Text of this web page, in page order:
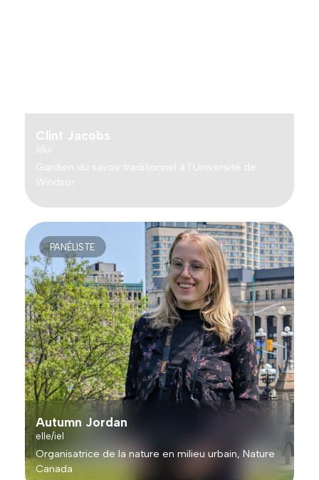
Clint Jacobs
il/lui
Gardien du savoir traditionnel à l’Université de
Windsor
PANÉLISTE
Autumn Jordan
elle/iel
Organisatrice de la nature en milieu urbain, Nature
Canada